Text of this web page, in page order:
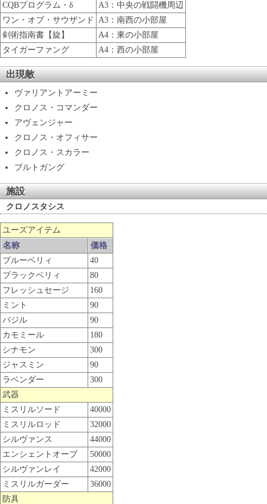
CQBプログラム・δ
A3：中央の戦闘機周辺
ワン・オブ・サウザンド A3：南西の小部屋
剣術指南書【旋】
A4：東の小部屋
タイガーファング
A4：西の小部屋
出現敵
ヴァリアントアーミー
クロノス・コマンダー
アヴェンジャー
クロノス・オフィサー
クロノス・スカラー
ブルトガング
施設
クロノスタシス
ユーズアイテム
名称
価格
ブルーベリィ
40
ブラックベリィ
80
フレッシュセージ
160
ミント
90
バジル
90
カモミール
180
シナモン
300
ジャスミン
90
ラベンダー
300
武器
ミスリルソード
40000
ミスリルロッド
32000
シルヴァンス
44000
エンシェントオーブ
50000
シルヴァンレイ
42000
ミスリルガーダー
36000
防具